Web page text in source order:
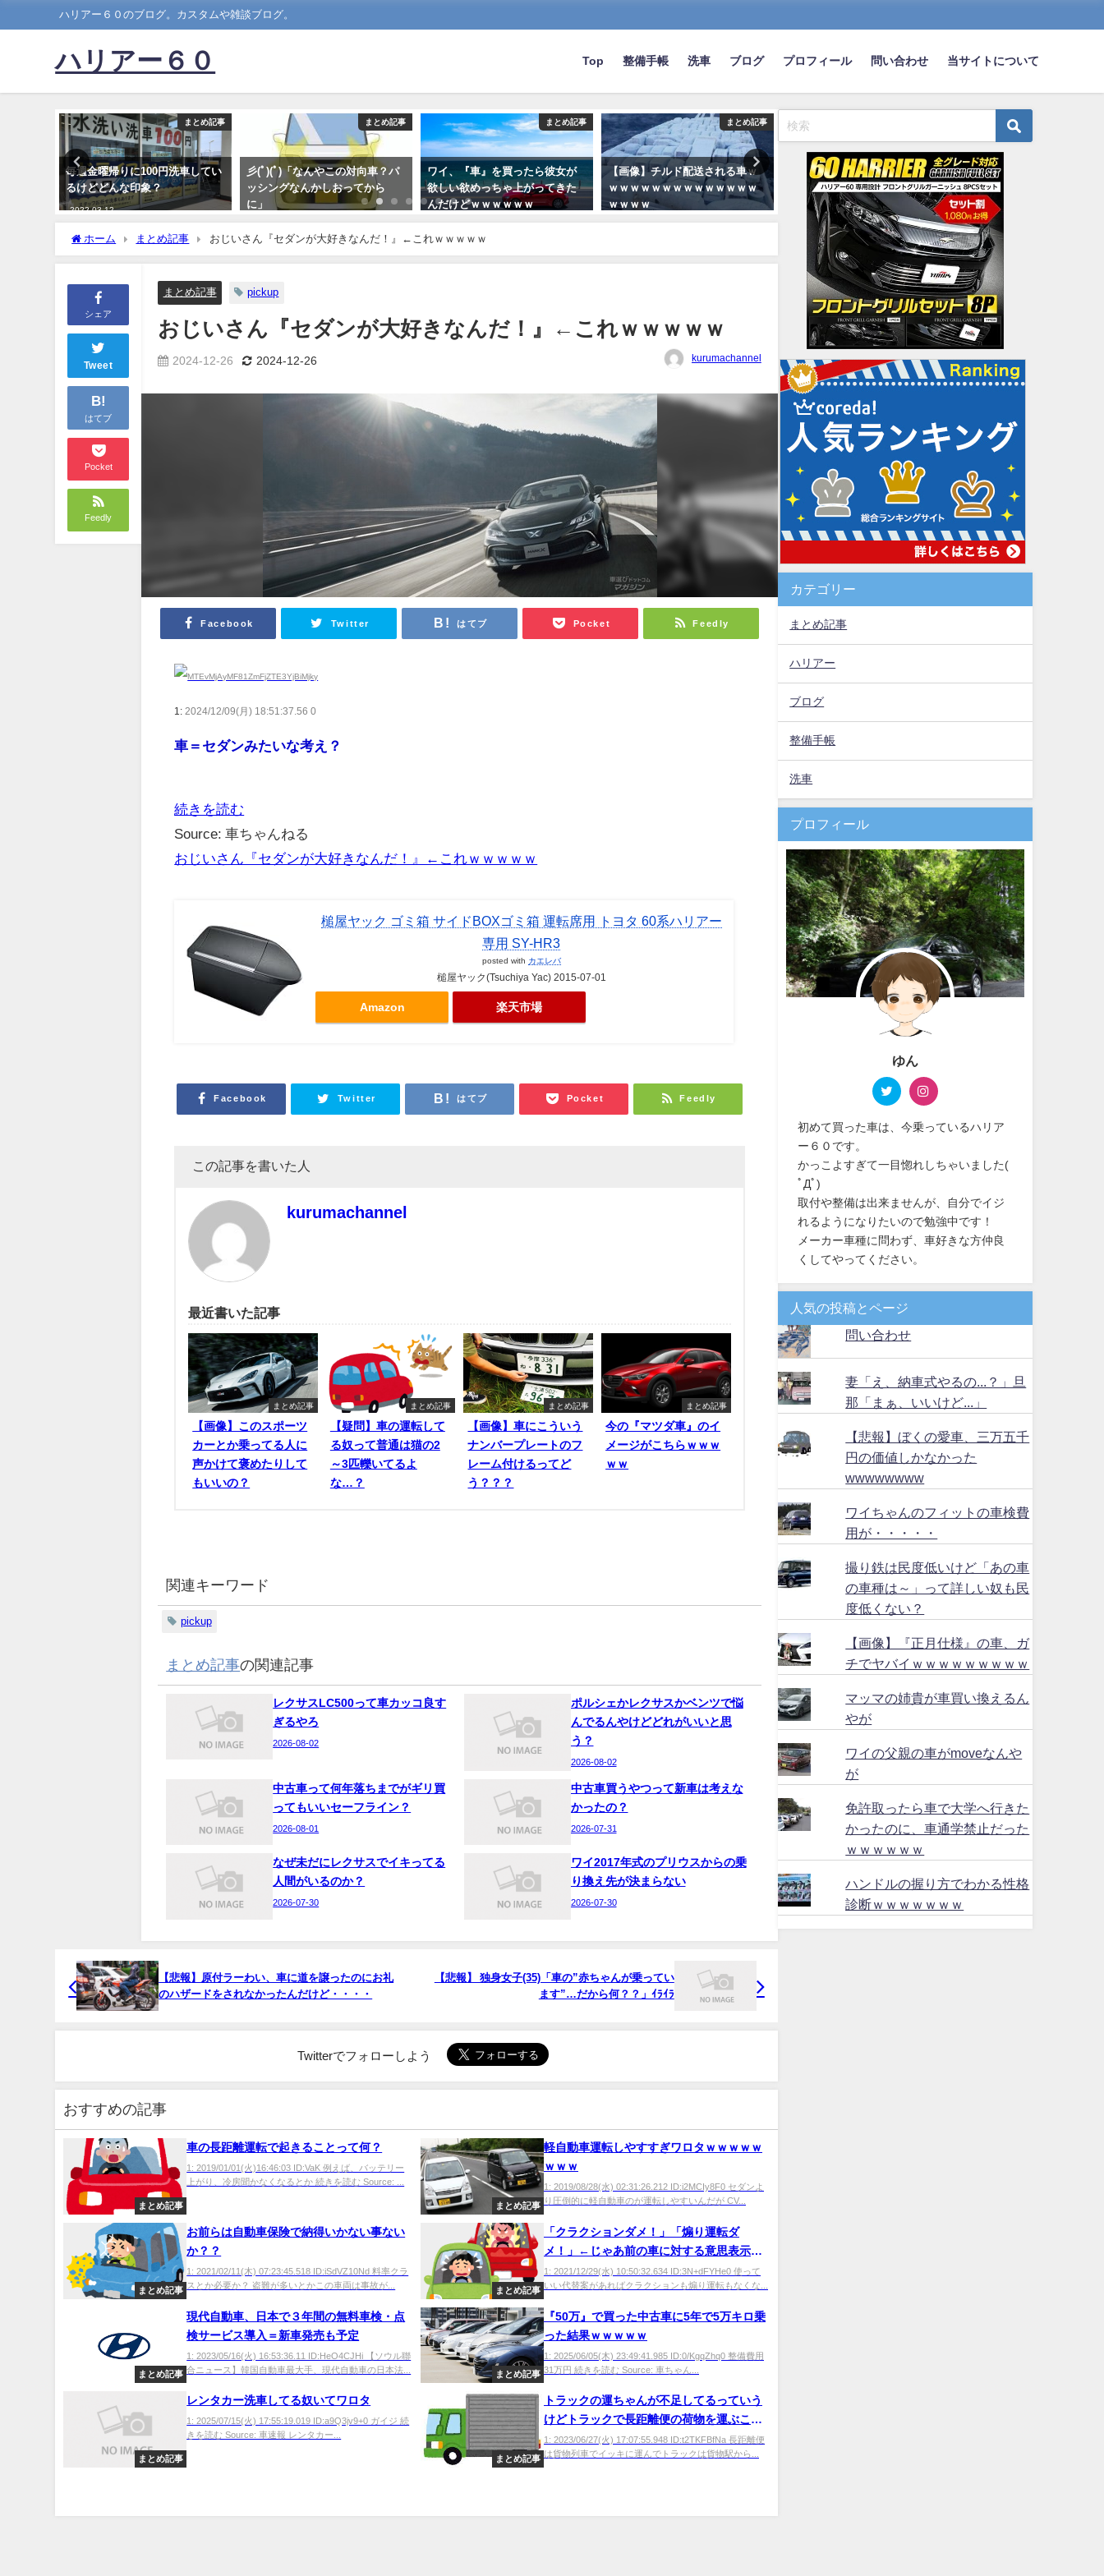
ハリアー６０のブログ。カスタムや雑談ブログ。
ハリアー６０ Top 整備手帳 洗車 ブログ プロフィール 問い合わせ 当サイトについて
まとめ記事
毎週金曜帰りに100円洗車してい
るけどどんな印象？
2022-03-12
まとめ記事
彡(ﾟ)(ﾟ)「なんやこの対向車？パ
ッシングなんかしおってから
に」
まとめ記事
ワイ、『車』を買ったら彼女が
欲しい欲めっちゃ上がってきた
んだけどｗｗｗｗｗｗ
まとめ記事
【画像】チルド配送される車ｗ
ｗｗｗｗｗｗｗｗｗｗｗｗｗｗ
ｗｗｗｗ
【画像】この車で今からデート
行ったら引かれるかな？
2019-06-19
運転中すぐカッとなって危
転してしまうｗｗｗｗｗｗ
2023-01-30
ホーム まとめ記事 おじいさん『セダンが大好きなんだ！』←これｗｗｗｗｗ
シェア
Tweet
B!
はてブ
Pocket
Feedly
まとめ記事 pickup
おじいさん『セダンが大好きなんだ！』←これｗｗｗｗｗ
2024-12-26 2024-12-26 kurumachannel
Facebook Twitter はてブ Pocket Feedly
1: 2024/12/09(月) 18:51:37.56 0
車＝セダンみたいな考え？
続きを読む
Source: 車ちゃんねる
おじいさん『セダンが大好きなんだ！』←これｗｗｗｗｗ
槌屋ヤック ゴミ箱 サイドBOXゴミ箱 運転席用 トヨタ 60系ハリアー
専用 SY-HR3
posted with カエレバ
槌屋ヤック(Tsuchiya Yac) 2015-07-01
Amazon 楽天市場
Facebook Twitter はてブ Pocket Feedly
この記事を書いた人
kurumachannel
最近書いた記事
まとめ記事
【画像】このスポーツ
カーとか乗ってる人に
声かけて褒めたりして
もいいの？
まとめ記事
【疑問】車の運転して
る奴って普通は猫の2
～3匹轢いてるよ
な…？
まとめ記事
【画像】車にこういう
ナンバープレートのフ
レーム付けるってど
う？？？
まとめ記事
今の『マツダ車』のイ
メージがこちらｗｗｗ
ｗｗ
関連キーワード
pickup
まとめ記事の関連記事
レクサスLC500って車カッコ良す
ぎるやろ
2026-08-02
ポルシェかレクサスかベンツで悩
んでるんやけどどれがいいと思
う？
2026-08-02
中古車って何年落ちまでがギリ買
ってもいいセーフライン？
2026-08-01
中古車買うやつって新車は考えな
かったの？
2026-07-31
なぜ未だにレクサスでイキってる
人間がいるのか？
2026-07-30
ワイ2017年式のプリウスからの乗
り換え先が決まらない
2026-07-30
【悲報】原付ラーわい、車に道を譲ったのにお礼
のハザードをされなかったんだけど・・・・
【悲報】 独身女子(35)「車の”赤ちゃんが乗ってい
ます”…だから何？？」ｲﾗｲﾗ
Twitterでフォローしよう
おすすめの記事
まとめ記事
車の長距離運転で起きることって何？
1: 2019/01/01(火)16:46:03 ID:VaK 例えば、バッテリー
上がり、冷房聞かなくなるとか 続きを読む Source: ...
まとめ記事
軽自動車運転しやすすぎワロタｗｗｗｗｗ
ｗｗｗ
1: 2019/08/28(水) 02:31:26.212 ID:i2MCIy8F0 セダンよ
り圧倒的に軽自動車のが運転しやすいんだが CV...
まとめ記事
お前らは自動車保険で納得いかない事ない
か？？
1: 2021/02/11(木) 07:23:45.518 ID:iSdVZ10Nd 料率クラ
スとか必要か？ 盗難が多いとかこの車両は事故が...
まとめ記事
「クラクションダメ！」「煽り運転ダ
メ！」←じゃあ前の車に対する意思表示は
どうすればいいんだよwwwww
1: 2021/12/29(水) 10:50:32.634 ID:3N+dFYHe0 使って
いい代替案があればクラクションも煽り運転もなくな...
まとめ記事
現代自動車、日本で３年間の無料車検・点
検サービス導入＝新車発売も予定
1: 2023/05/16(火) 16:53:36.11 ID:HeO4CJHi 【ソウル聯
合ニュース】韓国自動車最大手、現代自動車の日本法...
まとめ記事
『50万』で買った中古車に5年で5万キロ乗
った結果ｗｗｗｗｗ
1: 2025/06/05(木) 23:49:41.985 ID:0/KgqZhq0 整備費用
31万円 続きを読む Source: 車ちゃん...
まとめ記事
レンタカー洗車してる奴いてワロタ
1: 2025/07/15(火) 17:55:19.019 ID:a9Q3jv9+0 ガイジ 続
きを読む Source: 車速報 レンタカー...
まとめ記事
トラックの運ちゃんが不足してるっていう
けどトラックで長距離便の荷物を運ぶこと
が非合理的じゃね？
1: 2023/06/27(火) 17:07:55.948 ID:t2TKFBfNa 長距離便
は貨物列車でイッキに運んでトラックは貨物駅から...
カテゴリー
まとめ記事
ハリアー
ブログ
整備手帳
洗車
プロフィール
ゆん
初めて買った車は、今乗っているハリア
ー６０です。
かっこよすぎて一目惚れしちゃいました(
ﾟДﾟ)
取付や整備は出来ませんが、自分でイジ
れるようになりたいので勉強中です！
メーカー車種に問わず、車好きな方仲良
くしてやってください。
人気の投稿とページ
問い合わせ
妻「え、納車式やるの...？」旦
那「まぁ、いいけど...」
【悲報】ぼくの愛車、三万五千
円の価値しかなかった
wwwwwwww
ワイちゃんのフィットの車検費
用が・・・・・
撮り鉄は民度低いけど「あの車
の車種は～」って詳しい奴も民
度低くない？
【画像】『正月仕様』の車、ガ
チでヤバイｗｗｗｗｗｗｗｗｗ
マッマの姉貴が車買い換えるん
やが
ワイの父親の車がmoveなんや
が
免許取ったら車で大学へ行きた
かったのに、車通学禁止だった
ｗｗｗｗｗｗ
ハンドルの握り方でわかる性格
診断ｗｗｗｗｗｗｗ